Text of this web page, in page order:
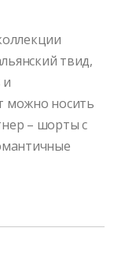
твид,
можно носить
– шорты с